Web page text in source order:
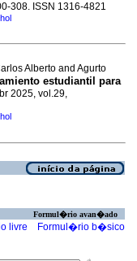
308. ISSN 1316-4821
Alberto and Agurto
estudiantil para
2025, vol.29,
Formul�rio avan�ado
livre Formul�rio b�sico